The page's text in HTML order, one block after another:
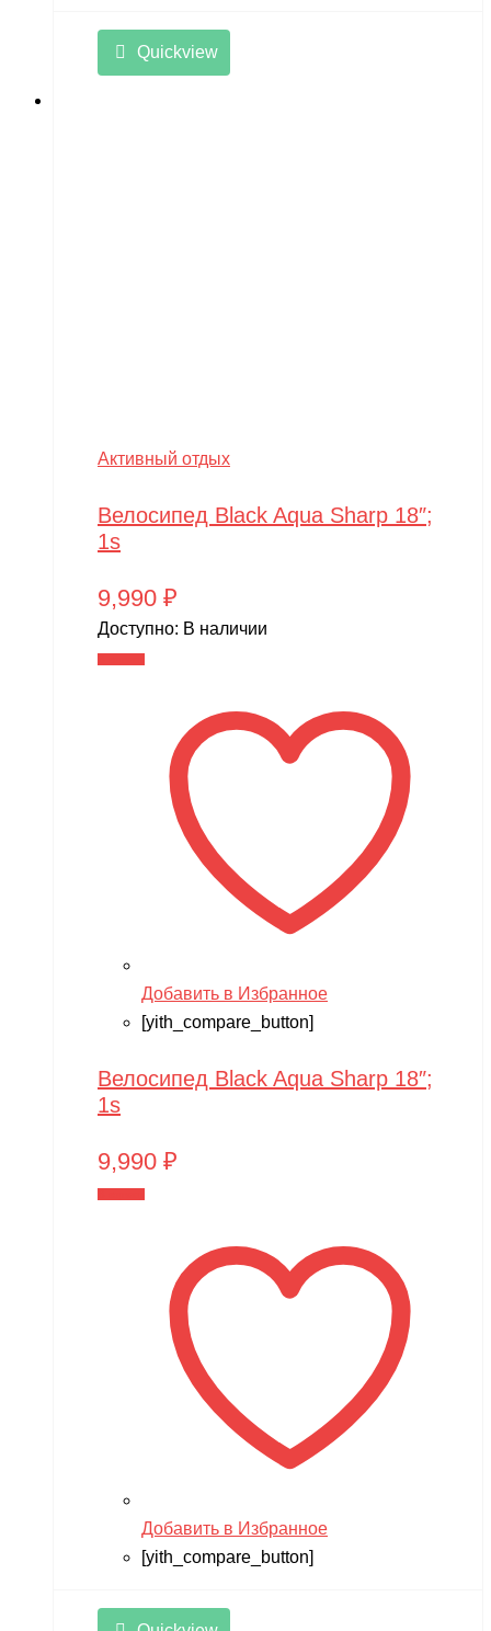
Quickview
Активный отдых
Велосипед Black Aqua Sharp 18″;
1s
9,990 ₽
Доступно: В наличии
Добавить в Избранное
[yith_compare_button]
Велосипед Black Aqua Sharp 18″;
1s
9,990 ₽
Добавить в Избранное
[yith_compare_button]